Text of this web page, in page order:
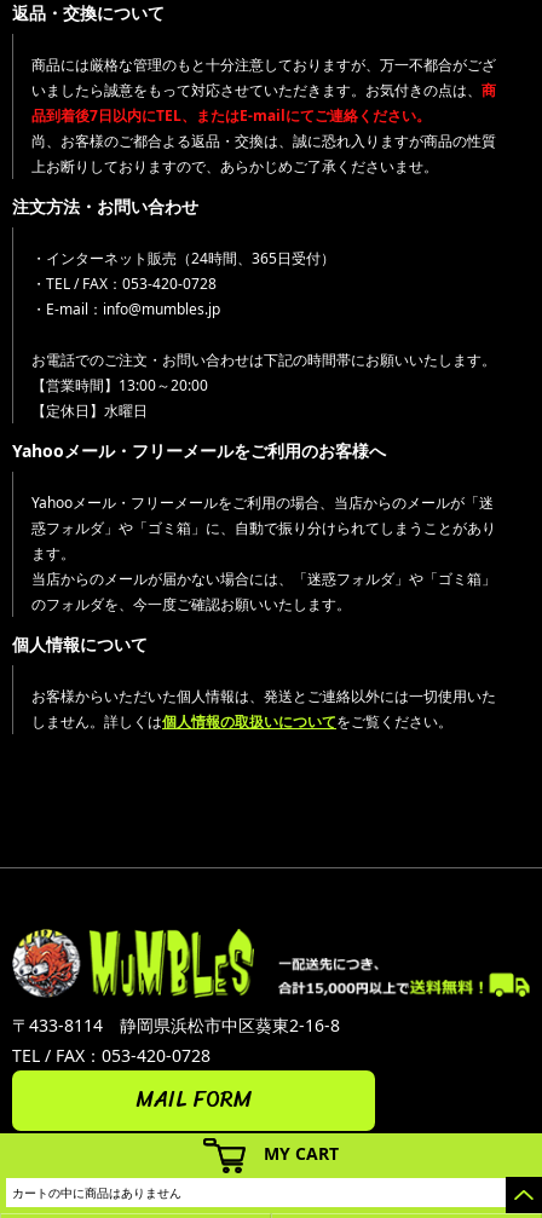
MY CART
カートの中に商品はありません
返品・交換について
商品には厳格な管理のもと十分注意しておりますが、万一不都合がござ
いましたら誠意をもって対応させていただきます。お気付きの点は、 商
品到着後7日以内にTEL、またはE-mailにてご連絡ください。
尚、お客様のご都合よる返品・交換は、誠に恐れ入りますが商品の性質
上お断りしておりますので、あらかじめご了承くださいませ。
注文方法・お問い合わせ
・インターネット販売（24時間、365日受付）
・TEL / FAX：053-420-0728
・E-mail：info@mumbles.jp
お電話でのご注文・お問い合わせは下記の時間帯にお願いいたします。
【営業時間】13:00～20:00
【定休日】水曜日
Yahooメール・フリーメールをご利用のお客様へ
Yahooメール・フリーメールをご利用の場合、当店からのメールが「迷
惑フォルダ」や「ゴミ箱」に、自動で振り分けられてしまうことがあり
ます。
当店からのメールが届かない場合には、「迷惑フォルダ」や「ゴミ箱」
のフォルダを、今一度ご確認お願いいたします。
個人情報について
お客様からいただいた個人情報は、発送とご連絡以外には一切使用いた
しません。詳しくは個人情報の取扱いについてをご覧ください。
〒433-8114 静岡県浜松市中区葵東2-16-8
TEL / FAX：053-420-0728
MAIL FORM